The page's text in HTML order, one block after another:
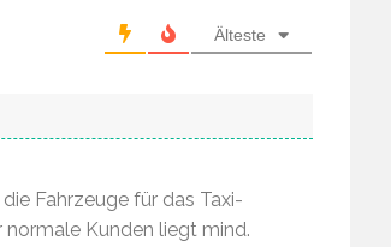
Älteste
Fahrzeuge für das Taxi-
Kunden liegt mind.